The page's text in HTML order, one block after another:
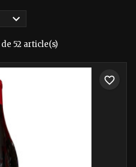

52 article(s)
favorite_border